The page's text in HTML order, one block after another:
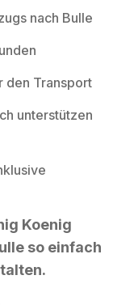
nach Bulle
den Transport
unterstützen
Koenig
so einfach